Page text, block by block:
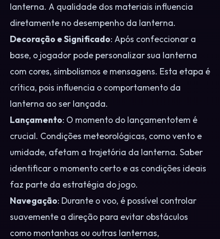
lanterna. A qualidade dos materiais influencia
diretamente no desempenho da lanterna.
Decoração e Significado: Após confeccionar a
base, o jogador pode personalizar sua lanterna
com cores, simbolismos e mensagens. Esta etapa é
crítica, pois influencia o comportamento da
lanterna ao ser lançada.
Lançamento: O momento do lançamentotem é
crucial. Condições meteorológicas, como vento e
umidade, afetam a trajetória da lanterna. Saber
identificar o momento certo e as condições ideais
faz parte da estratégia do jogo.
Navegação: Durante o voo, é possível controlar
suavemente a direção para evitar obstáculos
como montanhas ou outras lanternas,